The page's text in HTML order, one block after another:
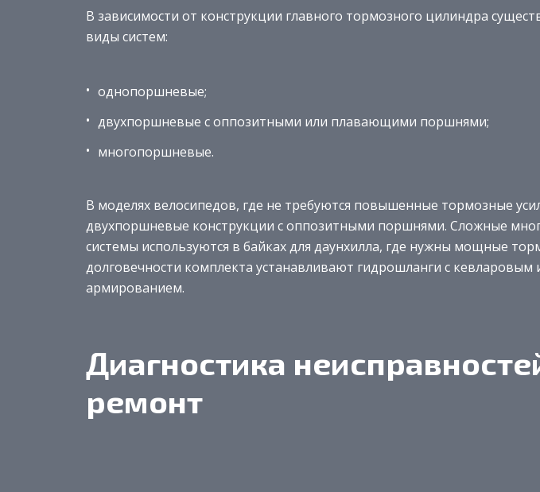
В зависимости от конструкции главного тормозного цилиндра
виды систем:
однопоршневые;
двухпоршневые с оппозитными или плавающими поршнями;
многопоршневые.
В моделях велосипедов, где не требуются повышенные тормозные
двухпоршневые конструкции с оппозитными поршнями. Сложные
системы используются в байках для даунхилла, где нужны мощные
долговечности комплекта устанавливают гидрошланги с кевларовым
армированием.
Диагностика
ремонт